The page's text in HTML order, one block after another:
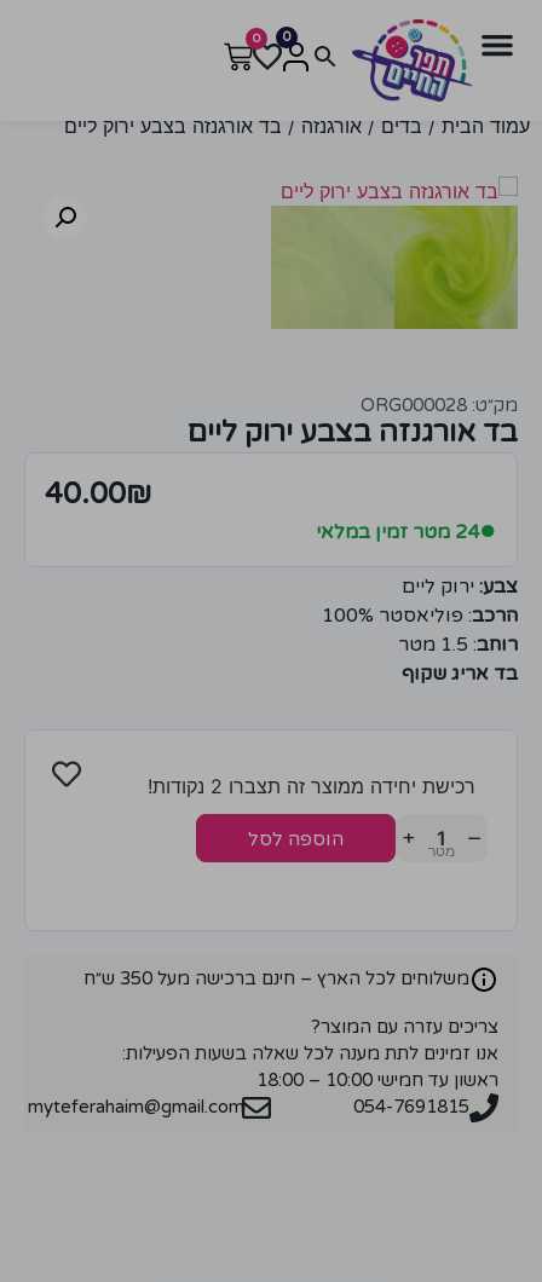
0
0
עמוד הבית / בדים / אורגנזה / בד אורגנזה בצבע ירוק ליים
מק״ט: ORG000028
בד אורגנזה בצבע ירוק ליים
40.00₪
●24 מטר זמין במלאי
צבע: ירוק ליים
הרכב: פוליאסטר 100%
רוחב: 1.5 מטר
בד אריג שקוף
רכישת יחידה ממוצר זה תצברו 2 נקודות!
−
+ הוספה לסל
משלוחים לכל הארץ – חינם ברכישה מעל 350 ש״ח
צריכים עזרה עם המוצר?
אנו זמינים לתת מענה לכל שאלה בשעות הפעילות:
ראשון עד חמישי 10:00 – 18:00
054-7691815
myteferahaim@gmail.com